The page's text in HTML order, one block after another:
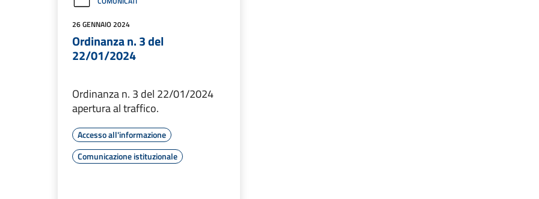
26 GENNAIO 2024
Ordinanza n. 3 del
22/01/2024
Ordinanza n. 3 del 22/01/2024
apertura al traffico.
Accesso all'informazione
Comunicazione istituzionale